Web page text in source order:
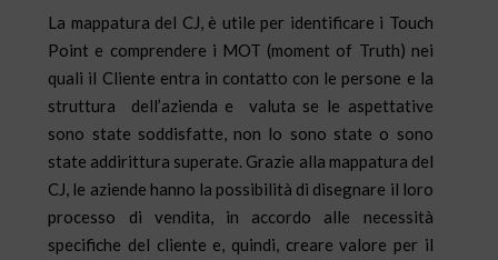
La mappatura del CJ, è utile per identificare i Touch
Point e comprendere i MOT (moment of Truth) nei
quali il Cliente entra in contatto con le persone e la
struttura dell’azienda e valuta se le aspettative
sono state soddisfatte, non lo sono state o sono
state addirittura superate. Grazie alla mappatura del
CJ, le aziende hanno la possibilità di disegnare il loro
processo di vendita, in accordo alle necessità
specifiche del cliente e, quindi, creare valore per il